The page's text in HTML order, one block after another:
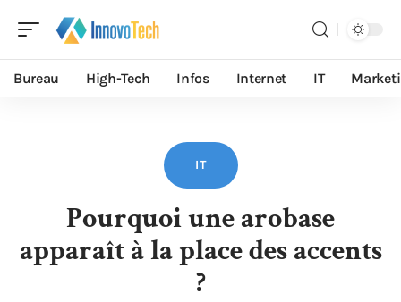
Bureau High-Tech Infos Internet IT
IT
Pourquoi une arobase
apparaît à la place des accents
?